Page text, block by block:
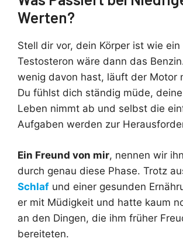
Werten?
Stell dir vor, dein Körper ist wie ein
Testosteron wäre dann das
wenig davon hast, läuft der Motor
Du fühlst dich ständig müde,
Leben nimmt ab und selbst die
Aufgaben werden zur
Ein Freund von mir, nennen wir
durch genau diese Phase. Trotz
Schlaf und einer gesunden
er mit Müdigkeit und hatte kaum
an den Dingen, die ihm früher
bereiteten.